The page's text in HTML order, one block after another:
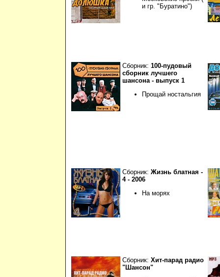
и гр. "Буратино")
Сборник: 100-пудовый
сборник лучшего
шансона - выпуск 1
Прощай ностальгия
Сборник: Жизнь блатная -
4 - 2006
На морях
Сборник: Хит-парад радио
"Шансон"